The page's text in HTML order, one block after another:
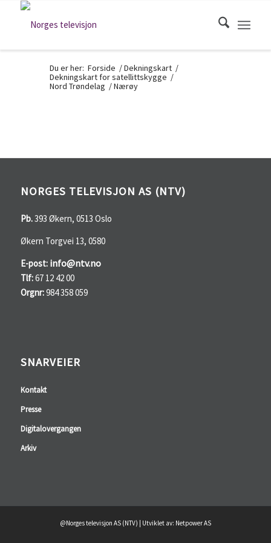
Du er her: Forside /Dekningskart /
Dekningskart for satellittskygge /
Nord Trøndelag /Nærøy
NORGES TELEVISJON AS (NTV)
Pb.393 Økern, 0513 Oslo
Økern Torgvei 13, 0580
E-post: info@ntv.no
Tlf:67 12 42 00
Orgnr:984 358 059
SNARVEIER
Kontakt
Presse
Digitalovergangen
Arkiv
@Norges televisjon AS (NTV) | Utviklet av: Netpower AS